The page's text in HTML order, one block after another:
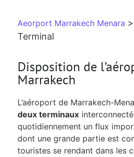
Aeorport Marrakech Menara >
Terminal
Disposition de
Marrakech
L’aéroport de Marrakech-
deux terminaux
quotidiennement un flux
dont une grande partie est
touristes se rendant dans les